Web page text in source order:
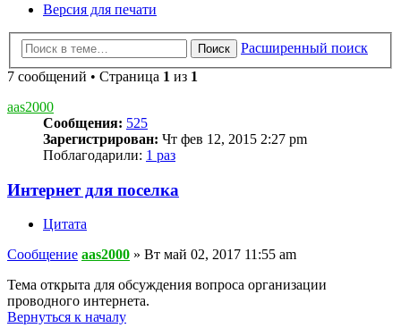
Версия для печати
Поиск
Расширенный поиск
7 сообщений • Страница 1 из 1
aas2000
Сообщения: 525
Зарегистрирован: Чт фев 12, 2015 2:27 pm
Поблагодарили: 1 раз
Интернет для поселка
Цитата
Сообщение aas2000 » Вт май 02, 2017 11:55 am
Тема открыта для обсуждения вопроса организации
проводного интернета.
Вернуться к началу